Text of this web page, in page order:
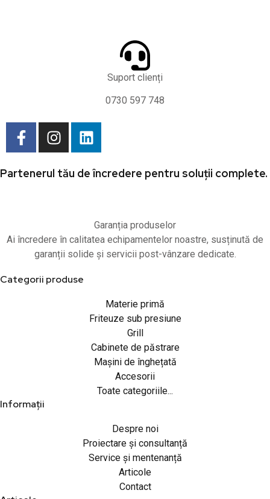
Suport clienți
0730 597 748
Partenerul tău de încredere pentru soluții complete.
Garanția produselor
Ai încredere în calitatea echipamentelor noastre, susținută de
garanții solide și servicii post-vânzare dedicate.
Categorii produse
Materie primă
Friteuze sub presiune
Grill
Cabinete de păstrare
Mașini de înghețată
Accesorii
Toate categoriile...
Informații
Despre noi
Proiectare și consultanță
Service și mentenanță
Articole
Contact